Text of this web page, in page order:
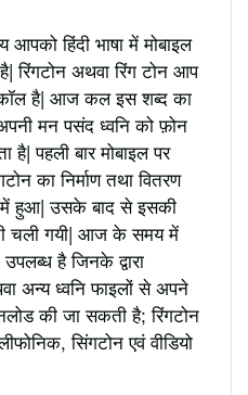
आपको हिंदी भाषा में मोबाइल
रिंगटोन अथवा रिंग टोन आप
है| आज कल इस शब्द का
मन पसंद ध्वनि को फ़ोन
पहली बार मोबाइल पर
का निर्माण तथा वितरण
हुआ| उसके बाद से इसकी
चली गयी| आज के समय में
है जिनके द्वारा
अन्य ध्वनि फाइलों से अपने
की जा सकती है; रिंगटोन
सिंगटोन एवं वीडियो